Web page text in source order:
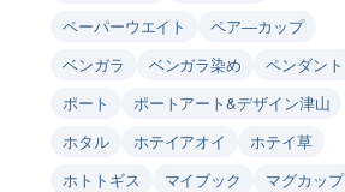
ペーパーウエイト
ペア―カップ
ベンガラ
ベンガラ染め
ペンダント
ポート
ポートアート&デザイン津山
ホタル
ホテイアオイ
ホテイ草
ホトトギス
マイブック
マグカップ